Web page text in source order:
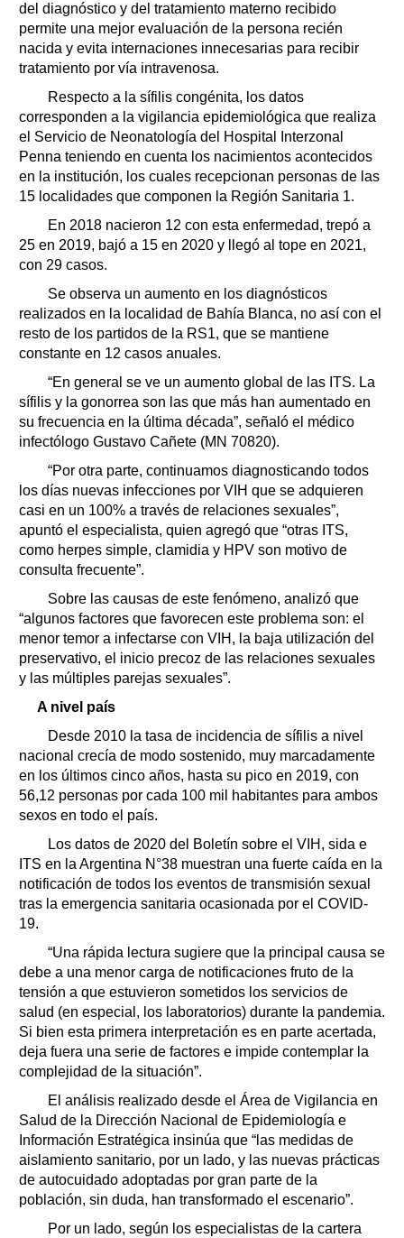
del diagnóstico y del tratamiento materno recibido
permite una mejor evaluación de la persona recién
nacida y evita internaciones innecesarias para recibir
tratamiento por vía intravenosa.
Respecto a la sífilis congénita, los datos
corresponden a la vigilancia epidemiológica que realiza
el Servicio de Neonatología del Hospital Interzonal
Penna teniendo en cuenta los nacimientos acontecidos
en la institución, los cuales recepcionan personas de las
15 localidades que componen la Región Sanitaria 1.
En 2018 nacieron 12 con esta enfermedad, trepó a
25 en 2019, bajó a 15 en 2020 y llegó al tope en 2021,
con 29 casos.
Se observa un aumento en los diagnósticos
realizados en la localidad de Bahía Blanca, no así con el
resto de los partidos de la RS1, que se mantiene
constante en 12 casos anuales.
“En general se ve un aumento global de las ITS. La
sífilis y la gonorrea son las que más han aumentado en
su frecuencia en la última década”, señaló el médico
infectólogo Gustavo Cañete (MN 70820).
“Por otra parte, continuamos diagnosticando todos
los días nuevas infecciones por VIH que se adquieren
casi en un 100% a través de relaciones sexuales”,
apuntó el especialista, quien agregó que “otras ITS,
como herpes simple, clamidia y HPV son motivo de
consulta frecuente”.
Sobre las causas de este fenómeno, analizó que
“algunos factores que favorecen este problema son: el
menor temor a infectarse con VIH, la baja utilización del
preservativo, el inicio precoz de las relaciones sexuales
y las múltiples parejas sexuales”.
A nivel país
Desde 2010 la tasa de incidencia de sífilis a nivel
nacional crecía de modo sostenido, muy marcadamente
en los últimos cinco años, hasta su pico en 2019, con
56,12 personas por cada 100 mil habitantes para ambos
sexos en todo el país.
Los datos de 2020 del Boletín sobre el VIH, sida e
ITS en la Argentina N°38 muestran una fuerte caída en la
notificación de todos los eventos de transmisión sexual
tras la emergencia sanitaria ocasionada por el COVID-
19.
“Una rápida lectura sugiere que la principal causa se
debe a una menor carga de notificaciones fruto de la
tensión a que estuvieron sometidos los servicios de
salud (en especial, los laboratorios) durante la pandemia.
Si bien esta primera interpretación es en parte acertada,
deja fuera una serie de factores e impide contemplar la
complejidad de la situación”.
El análisis realizado desde el Área de Vigilancia en
Salud de la Dirección Nacional de Epidemiología e
Información Estratégica insinúa que “las medidas de
aislamiento sanitario, por un lado, y las nuevas prácticas
de autocuidado adoptadas por gran parte de la
población, sin duda, han transformado el escenario”.
Por un lado, según los especialistas de la cartera